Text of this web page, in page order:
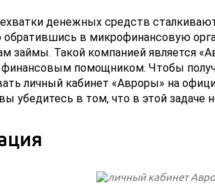
денежных средств
обратившись в микрофинансовую
займы. Такой компанией является
помощником. Чтобы
личный кабинет «Авроры» на
убедитесь в том, что в этой задаче